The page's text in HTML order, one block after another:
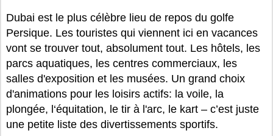
Dubai est le plus célèbre lieu de repos du golfe
Persique. Les touristes qui viennent ici en vacances
vont se trouver tout, absolument tout. Les hôtels, les
parcs aquatiques, les centres commerciaux, les
salles d'exposition et les musées. Un grand choix
d'animations pour les loisirs actifs: la voile, la
plongée, l‘équitation, le tir à l'arc, le kart – c’est juste
une petite liste des divertissements sportifs.